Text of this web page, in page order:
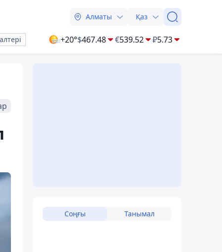
Алматы Қаз
+20°$467.48 €539.52 ₽5.73
Соңғы Танымал